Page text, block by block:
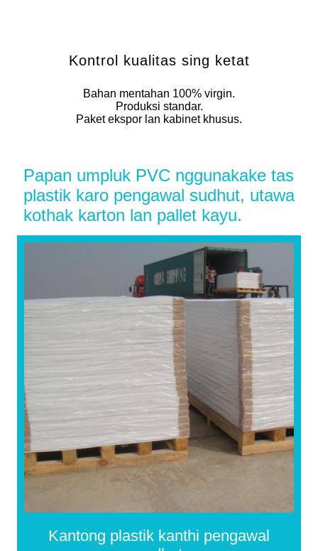
Kontrol kualitas sing ketat
Bahan mentahan 100% virgin.
Produksi standar.
Paket ekspor lan kabinet khusus.
Papan umpluk PVC nggunakake tas
plastik karo pengawal sudhut, utawa
kothak karton lan pallet kayu.
Kantong plastik kanthi pengawal